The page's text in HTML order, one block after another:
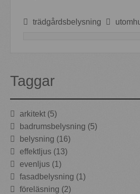
trädgårdsbelysning
Taggar
arkitekt (5)
badrumsbelysning (5)
belysning (16)
effektljus (13)
evenljus (1)
fasadbelysning (1)
föreläsning (2)